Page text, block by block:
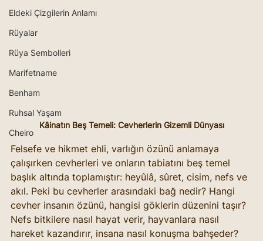
Eldeki Çizgilerin Anlamı
Rüyalar
Rüya Sembolleri
Marifetname
Benham
Ruhsal Yaşam
Cheiro
Kâinatın Beş Temeli: Cevherlerin Gizemli Dünyası
Felsefe ve hikmet ehli, varlığın özünü anlamaya
çalışırken cevherleri ve onların tabiatını beş temel
başlık altında toplamıştır: heyûlâ, sûret, cisim, nefs ve
akıl. Peki bu cevherler arasındaki bağ nedir? Hangi
cevher insanın özünü, hangisi göklerin düzenini taşır?
Nefs bitkilere nasıl hayat verir, hayvanlara nasıl
hareket kazandırır, insana nasıl konuşma bahşeder?